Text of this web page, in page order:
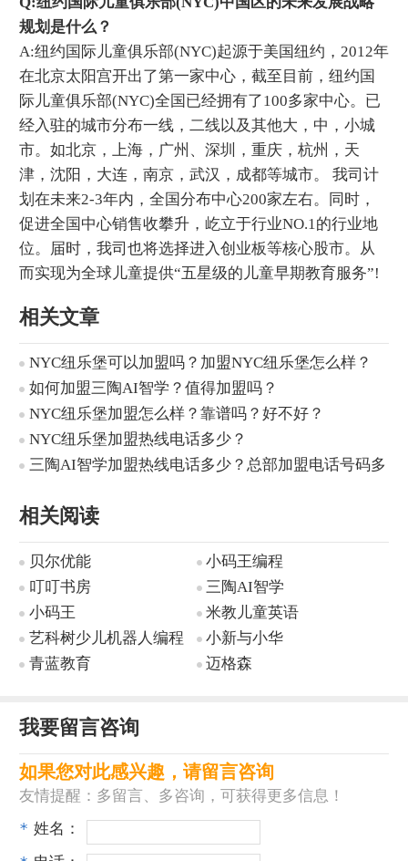
规划是什么？
A:纽约国际儿童俱乐部(NYC)起源于美国纽约，2012年
在北京太阳宫开出了第一家中心，截至目前，纽约国
际儿童俱乐部(NYC)全国已经拥有了100多家中心。已
经入驻的城市分布一线，二线以及其他大，中，小城
市。如北京，上海，广州、深圳，重庆，杭州，天
津，沈阳，大连，南京，武汉，成都等城市。 我司计
划在未来2-3年内，全国分布中心200家左右。同时，
促进全国中心销售收攀升，屹立于行业NO.1的行业地
位。届时，我司也将选择进入创业板等核心股市。从
而实现为全球儿童提供“五星级的儿童早期教育服务”!
相关文章
NYC纽乐堡可以加盟吗？加盟NYC纽乐堡怎么样？
如何加盟三陶AI智学？值得加盟吗？
NYC纽乐堡加盟怎么样？靠谱吗？好不好？
NYC纽乐堡加盟热线电话多少？
三陶AI智学加盟热线电话多少？总部加盟电话号码多
相关阅读
贝尔优能
小码王编程
叮叮书房
三陶AI智学
小码王
米教儿童英语
艺科树少儿机器人编程
小新与小华
青蓝教育
迈格森
我要留言咨询
如果您对此感兴趣，请留言咨询
友情提醒：多留言、多咨询，可获得更多信息！
* 姓名：